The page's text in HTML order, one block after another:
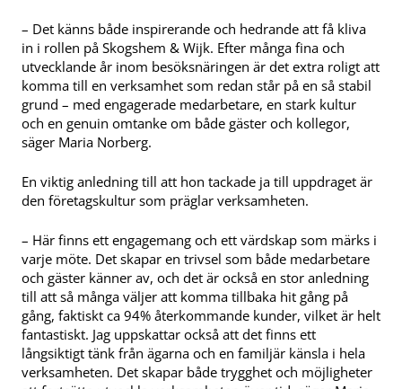
– Det känns både inspirerande och hedrande att få kliva
in i rollen på Skogshem & Wijk. Efter många fina och
utvecklande år inom besöksnäringen är det extra roligt att
komma till en verksamhet som redan står på en så stabil
grund – med engagerade medarbetare, en stark kultur
och en genuin omtanke om både gäster och kollegor,
säger Maria Norberg.
En viktig anledning till att hon tackade ja till uppdraget är
den företagskultur som präglar verksamheten.
– Här finns ett engagemang och ett värdskap som märks i
varje möte. Det skapar en trivsel som både medarbetare
och gäster känner av, och det är också en stor anledning
till att så många väljer att komma tillbaka hit gång på
gång, faktiskt ca 94% återkommande kunder, vilket är helt
fantastiskt. Jag uppskattar också att det finns ett
långsiktigt tänk från ägarna och en familjär känsla i hela
verksamheten. Det skapar både trygghet och möjligheter